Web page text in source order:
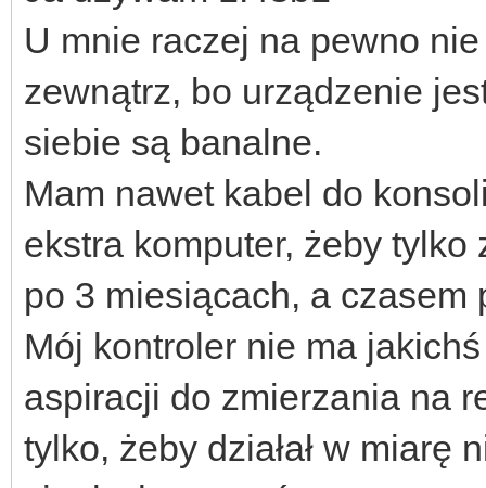
U mnie raczej na pewno
zewnątrz, bo urządzenie
siebie są banalne.
Mam nawet kabel do
ekstra komputer, żeby tylko
po 3 miesiącach, a czasem
Mój kontroler nie ma
aspiracji do zmierzania na
tylko, żeby działał w miarę